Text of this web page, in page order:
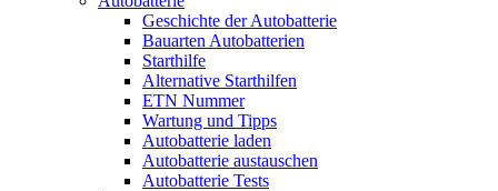
Geschichte der Autobatterie
Bauarten Autobatterien
Starthilfe
Alternative Starthilfen
ETN Nummer
Wartung und Tipps
Autobatterie laden
Autobatterie austauschen
Autobatterie Tests